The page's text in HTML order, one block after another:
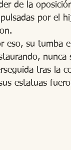
de la
por el
eso, su tumba
tras la
estatuas